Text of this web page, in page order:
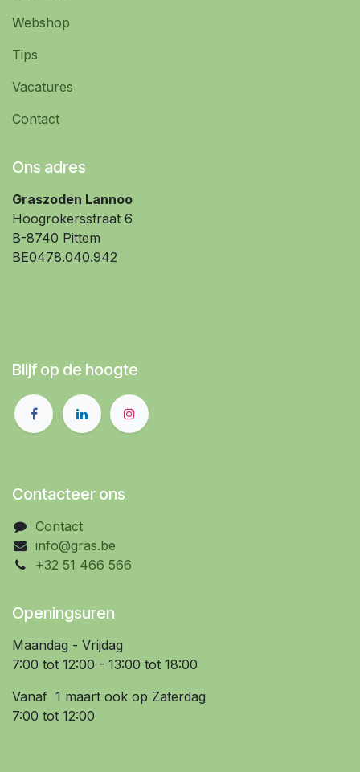
Webshop
Tips
Vacatures
Contact
Ons adres
Graszoden Lannoo
Hoogrokersstraat 6
B-8740 Pittem
BE0478.040.942
Blijf op de hoogte
Contacteer ons
Contact
info@gras.be
+32 51 466 566
Openingsuren
Maandag - Vrijdag
7:00 tot 12:00 - 13:00 tot 18:00
Vanaf 1 maart ook op Zaterdag
7:00 tot 12:00